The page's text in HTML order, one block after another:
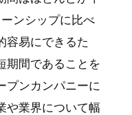
ンシップに比べ
容易にできるた
期間であることを
プンカンパニーに
や業界について幅